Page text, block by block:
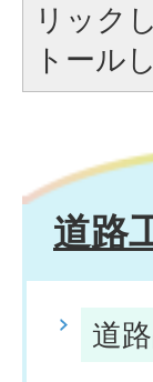
リック
トール
道路
道